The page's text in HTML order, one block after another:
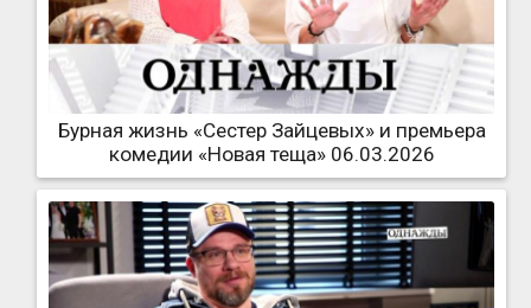
Бурная жизнь «Сестер Зайцевых» и премьера
комедии «Новая теща» 06.03.2026